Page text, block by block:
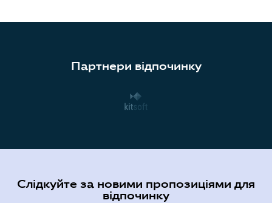
Партнери відпочинку
Слідкуйте за новими пропозиціями для
відпочинку